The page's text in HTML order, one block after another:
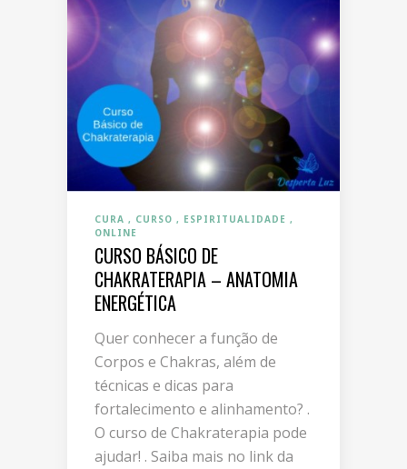
CURA CURSO
ESPIRITUALIDADE
ONLINE
CURSO BÁSICO DE
CHAKRATERAPIA – ANATOMIA
ENERGÉTICA
Quer conhecer a função de
Corpos e Chakras, além de
técnicas e dicas para
fortalecimento e alinhamento? .
O curso de Chakraterapia pode
ajudar! . Saiba mais no link da